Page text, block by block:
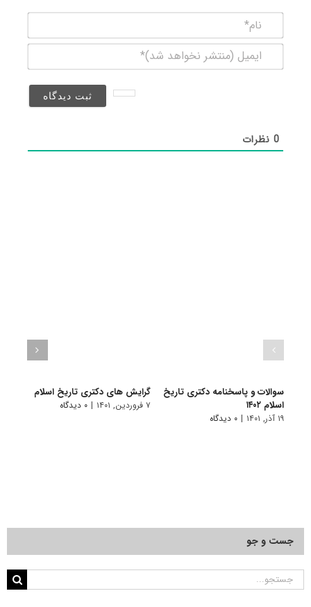
(منتشر
0نظرات
سوالات و پاسخنامه دکتری تاریخ
اسلام ۱۴۰۲
۱۹ آذر, ۱۴۰۱ | ۰ دیدگاه
گرایش های دکتری ﺗﺎرﻳﺦ اﺳﻼم
۷ فروردین, ۱۴۰۱ | ۰ دیدگاه
جست و جو
جستجو